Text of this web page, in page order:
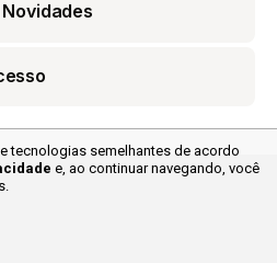
tecnologias semelhantes de acordo
e, ao continuarnavegando, você